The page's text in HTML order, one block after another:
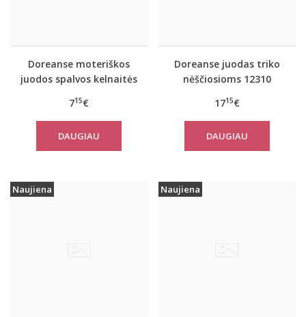
Doreanse moteriškos
juodos spalvos kelnaitės
715€
DAUGIAU
Doreanse juodas triko
nėščiosioms 12310
1715€
DAUGIAU
Naujiena Naujiena